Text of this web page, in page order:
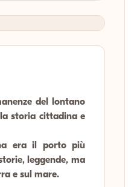
del lontano
storia cittadina e
era il porto più
leggende, ma
e sul mare.